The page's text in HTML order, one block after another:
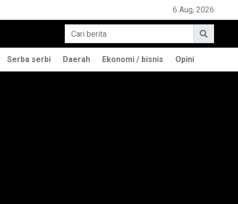
6 Aug, 2026
Serba serbi Daerah Ekonomi / bisnis Opini